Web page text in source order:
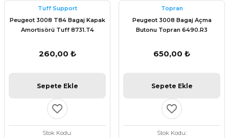
Tuff Support
Peugeot 3008 T84 Bagaj Kapak
Amortisörü Tuff 8731.T4
260,00 ₺
Sepete Ekle
Stok Kodu
Topran
Peugeot 3008 Bagaj Açma
Butonu Topran 6490.R3
650,00 ₺
Sepete Ekle
Stok Kodu